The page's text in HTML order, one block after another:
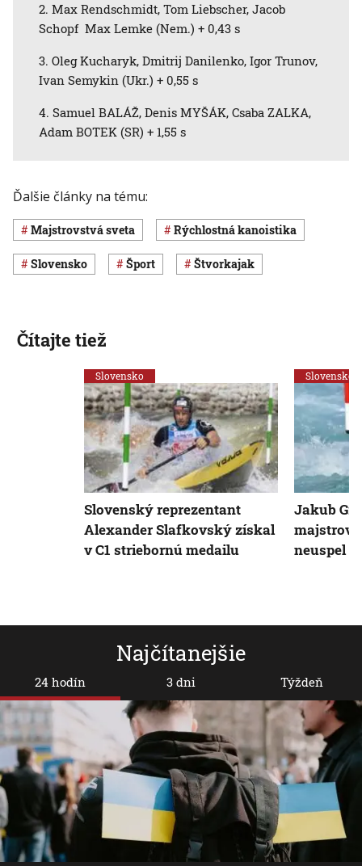
2. Max Rendschmidt, Tom Liebscher, Jacob
Schopf Max Lemke (Nem.) + 0,43 s
3. Oleg Kucharyk, Dmitrij Danilenko, Igor Trunov,
Ivan Semykin (Ukr.) + 0,55 s
4. Samuel BALÁŽ, Denis MYŠÁK, Csaba ZALKA,
Adam BOTEK (SR) + 1,55 s
Ďalšie články na tému:
majstrovstvá sveta rýchlostná kanoistika
Slovensko šport štvorkajak
Najčítanejšie
24 hodín 3 dni Týždeň
Čítajte tiež
Slovensko
Slovenský reprezentant
Alexander Slafkovský získal
v C1 striebornú medailu
Slovensko
Jakub
neuspel